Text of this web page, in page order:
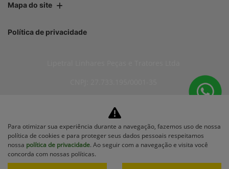
Mapa do site
Política de privacidade
No trânsito, enxergar o outro
salva vidas.
Para otimizar sua experiência durante a navegação, fazemos uso de nossa
política de cookies e para proteger seus dados pessoais respeitamos
nossa política de privacidade. Ao seguir com a navegação e visita você
concorda com nossas políticas.